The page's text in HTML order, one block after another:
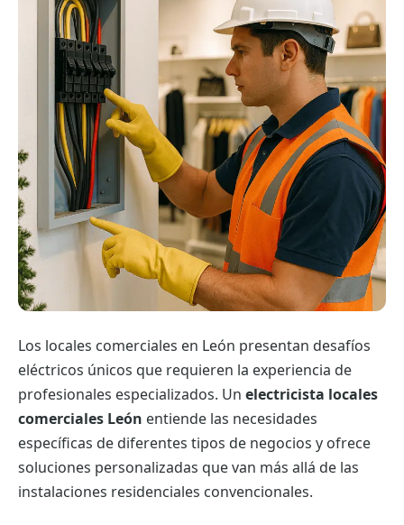
Los locales comerciales en León presentan desafíos
eléctricos únicos que requieren la experiencia de
profesionales especializados. Un electricista locales
comerciales León entiende las necesidades
específicas de diferentes tipos de negocios y ofrece
soluciones personalizadas que van más allá de las
instalaciones residenciales convencionales.